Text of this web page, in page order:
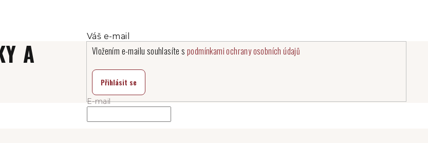
A
E-mail
Vložením e-mailu souhlasíte s podmínkami ochrany osobních údajů
Přihlásit se